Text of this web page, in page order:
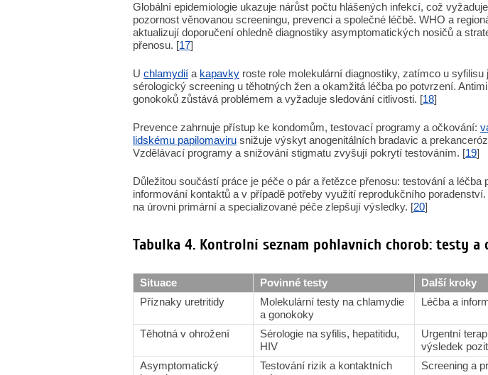
Globální epidemiologie ukazuje nárůst počtu hlášených infekcí, což
pozornost věnovanou screeningu, prevenci a společné léčbě. WHO a
aktualizují doporučení ohledně diagnostiky asymptomatických nosičů a
přenosu. [17]
U chlamydií a kapavky roste role molekulární diagnostiky, zatímco u syfilisu
sérologický screening u těhotných žen a okamžitá léčba po potvrzení.
gonokoků zůstává problémem a vyžaduje sledování citlivosti. [18]
Prevence zahrnuje přístup ke kondomům, testovací programy a očkování:
lidskému papilomaviru snižuje výskyt anogenitálních bradavic a
Vzdělávací programy a snižování stigmatu zvyšují pokrytí testováním. [19]
Důležitou součástí práce je péče o pár a řetězce přenosu: testování a léčba
informování kontaktů a v případě potřeby využití reprodukčního
na úrovni primární a specializované péče zlepšují výsledky. [20]
Tabulka 4. Kontrolní seznam pohlavních chorob: testy a
Situace Povinné testy
Další kroky
Příznaky uretritidy
Molekulární testy na chlamydie
a gonokoky
Léčba a
Těhotná v ohrožení
Sérologie na syfilis, hepatitidu,
HIV
Urgentní
výsledek
Asymptomatický
Testování rizik a kontaktních
Screening a